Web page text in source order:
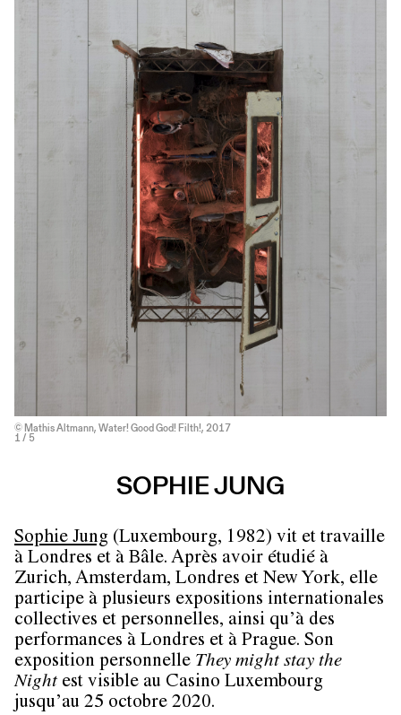
© Mathis Altmann, Water! Good God! Filth!, 2017
1 / 5
SOPHIE JUNG
Sophie Jung (Luxembourg, 1982) vit et travaille
à Londres et à Bâle. Après avoir étudié à
Zurich, Amsterdam, Londres et New York, elle
participe à plusieurs expositions internationales
collectives et personnelles, ainsi qu’à des
performances à Londres et à Prague. Son
exposition personnelle They might stay the
Nightest visible au Casino Luxembourg
jusqu’au 25 octobre 2020.